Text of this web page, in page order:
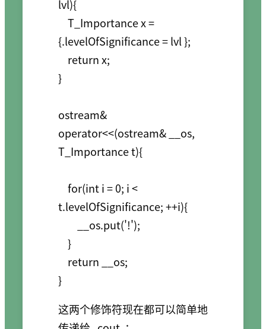
lvl){
    T_Importance x =
{.levelOfSignificance = lvl };
    return x;
}
ostream&
operator<<(ostream& __os,
T_Importance t){
    for(int i = 0; i <
t.levelOfSignificance; ++i){
        __os.put('!');
    }
    return __os;
这两个修饰符现在都可以简单地